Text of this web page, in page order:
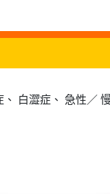
白澀症、 急性／